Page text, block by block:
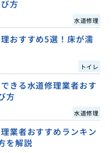
方
水道修理
おすすめ5選！床が濡
トイレ
きる水道修理業者おす
方
水道修理
業者おすすめランキン
を解説